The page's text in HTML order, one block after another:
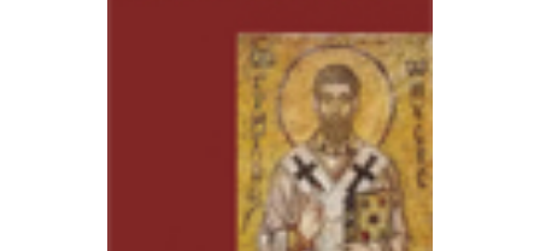
AGGIUNGI AL CARRELLO